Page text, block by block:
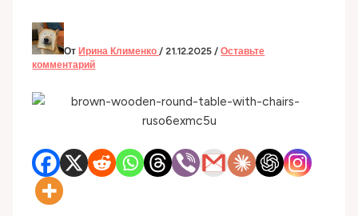
От Ирина Клименко/21.12.2025/Оставьте
комментарий